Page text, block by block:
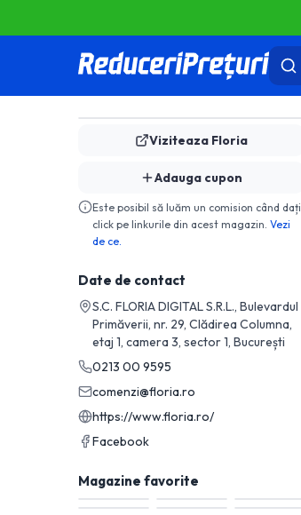
Viziteaza Floria
Adauga cupon
Este posibil să luăm un comision când dați
click pe linkurile din acest magazin. Vezi
de ce.
Date de contact
S.C. FLORIA DIGITAL S.R.L., Bulevardul
Primăverii, nr. 29, Clădirea Columna,
etaj 1, camera 3, sector 1, București
0213 00 9595
comenzi@floria.ro
https://www.floria.ro/
Facebook
Magazine favorite